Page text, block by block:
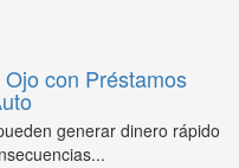
con Préstamos
generar dinero rápido